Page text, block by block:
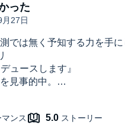
では無く予知する力を手
ュースします』
見事的中。
ストーリー。
禁止のわけ
った